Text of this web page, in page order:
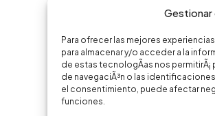
Para ofrecer las mejores
para almacenar y/o acceder a la
de estas tecnologÃ­as nos
de navegaciÃ³n o las
el consentimiento, puede afectar
funciones.